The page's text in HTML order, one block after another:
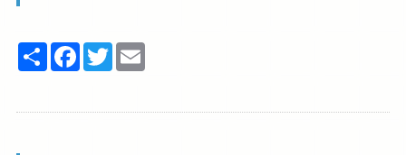
Share Facebook
TwitterEmail